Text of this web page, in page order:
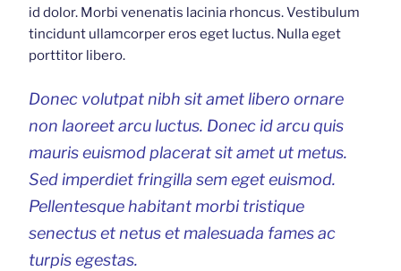
id dolor. Morbi venenatis lacinia rhoncus. Vestibulum
tincidunt ullamcorper eros eget luctus. Nulla eget
porttitor libero.
Donec volutpat nibh sit amet libero ornare
non laoreet arcu luctus. Donec id arcu quis
mauris euismod placerat sit amet ut metus.
Sed imperdiet fringilla sem eget euismod.
Pellentesque habitant morbi tristique
senectus et netus et malesuada fames ac
turpis egestas.